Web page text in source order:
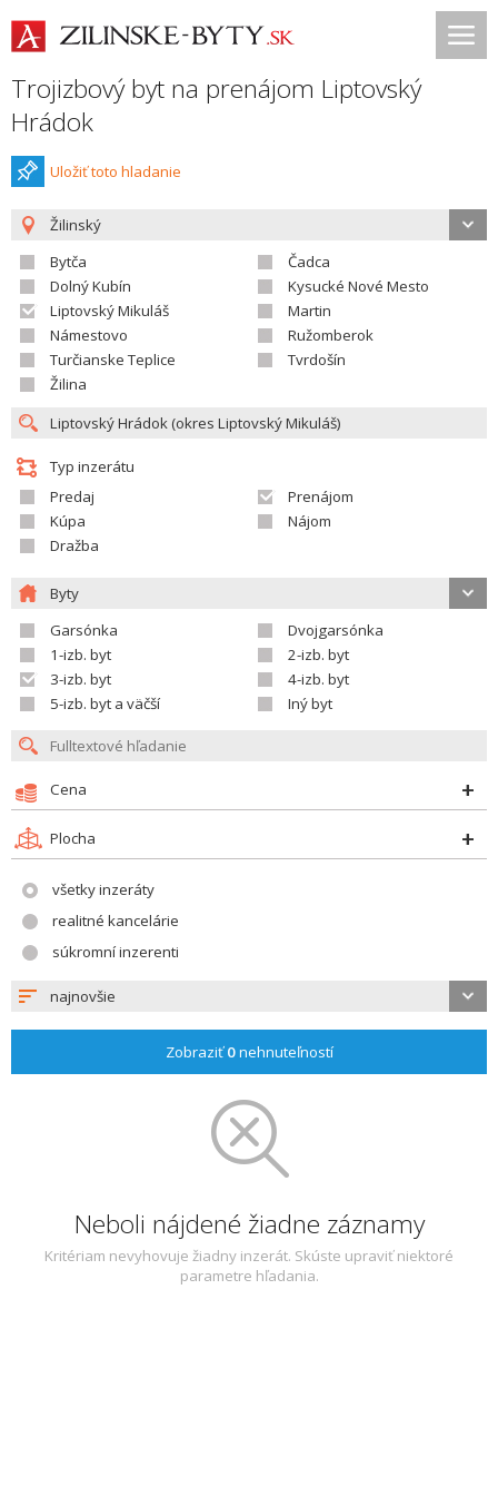
Trojizbový byt na prenájom Liptovský
Hrádok
Uložiť toto hladanie
Žilinský
Bytča
Čadca
Dolný Kubín
Kysucké Nové Mesto
Liptovský Mikuláš
Martin
Námestovo
Ružomberok
Turčianske Teplice
Tvrdošín
Žilina
Typ inzerátu
Predaj
Prenájom
Kúpa
Nájom
Dražba
Byty
Garsónka
Dvojgarsónka
1-izb. byt
2-izb. byt
3-izb. byt
4-izb. byt
5-izb. byt a väčší
Iný byt
Cena
Plocha
všetky inzeráty
realitné kancelárie
súkromní inzerenti
najnovšie
Zobraziť0nehnuteľností
Neboli nájdené žiadne záznamy
Kritériam nevyhovuje žiadny inzerát. Skúste upraviť niektoré
parametre hľadania.